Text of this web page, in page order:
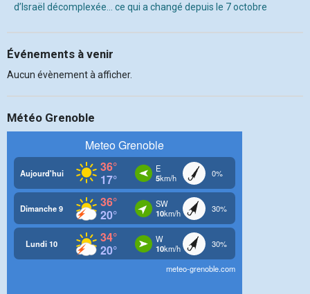
d’Israël décomplexée… ce qui a changé depuis le 7 octobre
Événements à venir
Aucun évènement à afficher.
Météo Grenoble